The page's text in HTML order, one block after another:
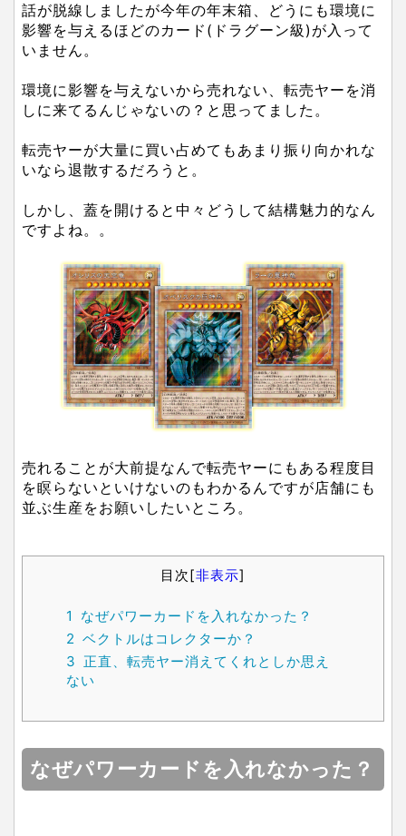
話が脱線しましたが今年の年末箱、どうにも環境に
影響を与えるほどのカード(ドラグーン級)が入って
いません。
環境に影響を与えないから売れない、転売ヤーを消
しに来てるんじゃないの？と思ってました。
転売ヤーが大量に買い占めてもあまり振り向かれな
いなら退散するだろうと。
しかし、蓋を開けると中々どうして結構魅力的なん
ですよね。。
売れることが大前提なんで転売ヤーにもある程度目
を瞑らないといけないのもわかるんですが店舗にも
並ぶ生産をお願いしたいところ。
目次[非表示]
1
なぜパワーカードを入れなかった？
2 ベクトルはコレクターか？
3 正直、転売ヤー消えてくれとしか思え
ない
なぜパワーカードを入れなかった？